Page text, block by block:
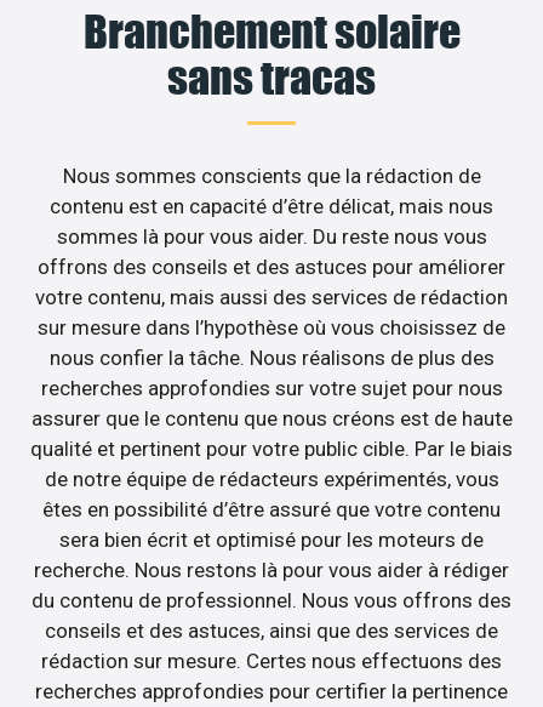
Branchement solaire
sans tracas
Nous sommes conscients que la rédaction de
contenu est en capacité d’être délicat, mais nous
sommes là pour vous aider. Du reste nous vous
offrons des conseils et des astuces pour améliorer
votre contenu, mais aussi des services de rédaction
sur mesure dans l’hypothèse où vous choisissez de
nous confier la tâche. Nous réalisons de plus des
recherches approfondies sur votre sujet pour nous
assurer que le contenu que nous créons est de haute
qualité et pertinent pour votre public cible. Par le biais
de notre équipe de rédacteurs expérimentés, vous
êtes en possibilité d’être assuré que votre contenu
sera bien écrit et optimisé pour les moteurs de
recherche. Nous restons là pour vous aider à rédiger
du contenu de professionnel. Nous vous offrons des
conseils et des astuces, ainsi que des services de
rédaction sur mesure. Certes nous effectuons des
recherches approfondies pour certifier la pertinence